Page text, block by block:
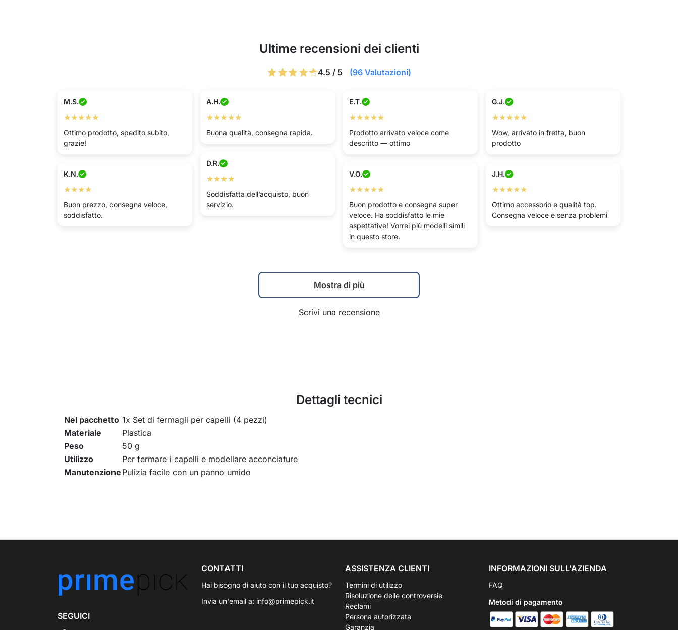
Ultime recensioni dei clienti
4.5 / 5 (96 Valutazioni)
M.S.
★★★★★
Ottimo prodotto, spedito subito,
grazie!
A.H.
★★★★★
Buona qualità, consegna rapida.
E.T.
★★★★★
Prodotto arrivato veloce come
descritto — ottimo
G.J.
★★★★★
Wow, arrivato in fretta, buon
prodotto
D.R.
★★★★
Soddisfatta dell’acquisto, buon
servizio.
K.N.
★★★★
Buon prezzo, consegna veloce,
soddisfatto.
V.O.
★★★★★
Buon prodotto e consegna super
veloce. Ha soddisfatto le mie
aspettative! Vorrei più modelli simili
in questo store.
J.H.
★★★★★
Ottimo accessorio e qualità top.
Consegna veloce e senza problemi
Mostra di più
Scrivi una recensione
Dettagli tecnici
Nel pacchetto 1x Set di fermagli per capelli (4 pezzi)
Materiale
Plastica
Peso
50 g
Utilizzo
Per fermare i capelli e modellare acconciature
Manutenzione Pulizia facile con un panno umido
SEGUICI
CONTATTI
Hai bisogno di aiuto con il tuo acquisto?
Invia un'email a: info@primepick.it
ASSISTENZA CLIENTI
Termini di utilizzo
Risoluzione delle controversie
Reclami
Persona autorizzata
Garanzia
INFORMAZIONI SULL'AZIENDA
FAQ
Metodi di pagamento